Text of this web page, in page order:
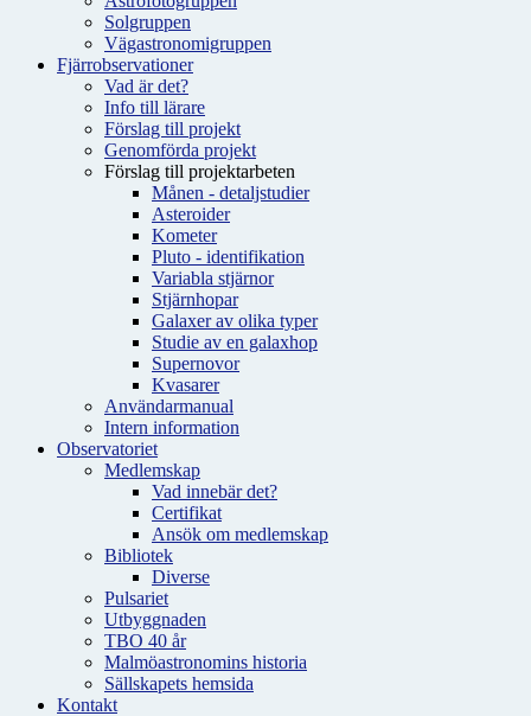
Solgruppen
Vägastronomigruppen
Fjärrobservationer
Vad är det?
Info till lärare
Förslag till projekt
Genomförda projekt
Förslag till projektarbeten
Månen - detaljstudier
Asteroider
Kometer
Pluto - identifikation
Variabla stjärnor
Stjärnhopar
Galaxer av olika typer
Studie av en galaxhop
Supernovor
Kvasarer
Användarmanual
Intern information
Observatoriet
Medlemskap
Vad innebär det?
Certifikat
Ansök om medlemskap
Bibliotek
Diverse
Pulsariet
Utbyggnaden
TBO 40 år
Malmöastronomins historia
Sällskapets hemsida
Kontakt